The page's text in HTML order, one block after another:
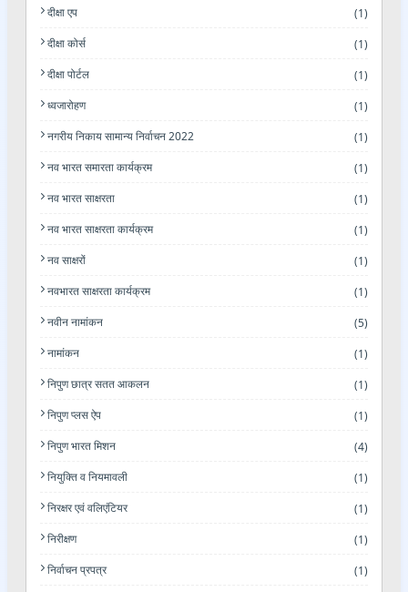
दीक्षा एप
(1)
दीक्षा कोर्स
(1)
दीक्षा पोर्टल
(1)
ध्वजारोहण
(1)
नगरीय निकाय सामान्य निर्वाचन 2022
(1)
नव भारत समारता कार्यक्रम
(1)
नव भारत साक्षरता
(1)
नव भारत साक्षरता कार्यक्रम
(1)
नव साक्षरों
(1)
नवभारत साक्षरता कार्यक्रम
(1)
नवीन नामांकन
(5)
नामांकन
(1)
निपुण छात्र सतत आकलन
(1)
निपुण प्लस ऐप
(1)
निपुण भारत मिशन
(4)
नियुक्ति व नियमावली
(1)
निरक्षर एवं वलिएंटियर
(1)
निरीक्षण
(1)
निर्वाचन प्रपत्र
(1)